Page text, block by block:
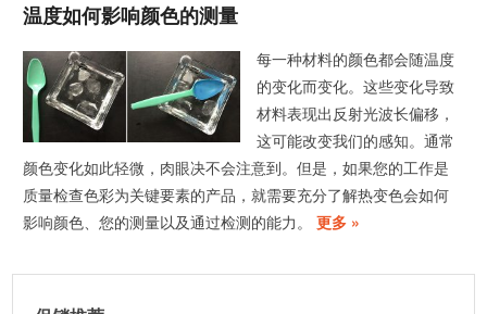
温度如何影响颜色的测量
每一种材料的颜色都会随温度
的变化而变化。这些变化导致
材料表现出反射光波长偏移，
这可能改变我们的感知。通常
颜色变化如此轻微，肉眼决不会注意到。但是，如果您的工作是
质量检查色彩为关键要素的产品，就需要充分了解热变色会如何
影响颜色、您的测量以及通过检测的能力。
更多 »